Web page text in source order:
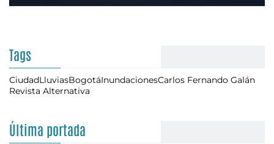
Tags
CiudadLluviasBogotáInundacionesCarlos Fernando Galán
Revista Alternativa
Última portada